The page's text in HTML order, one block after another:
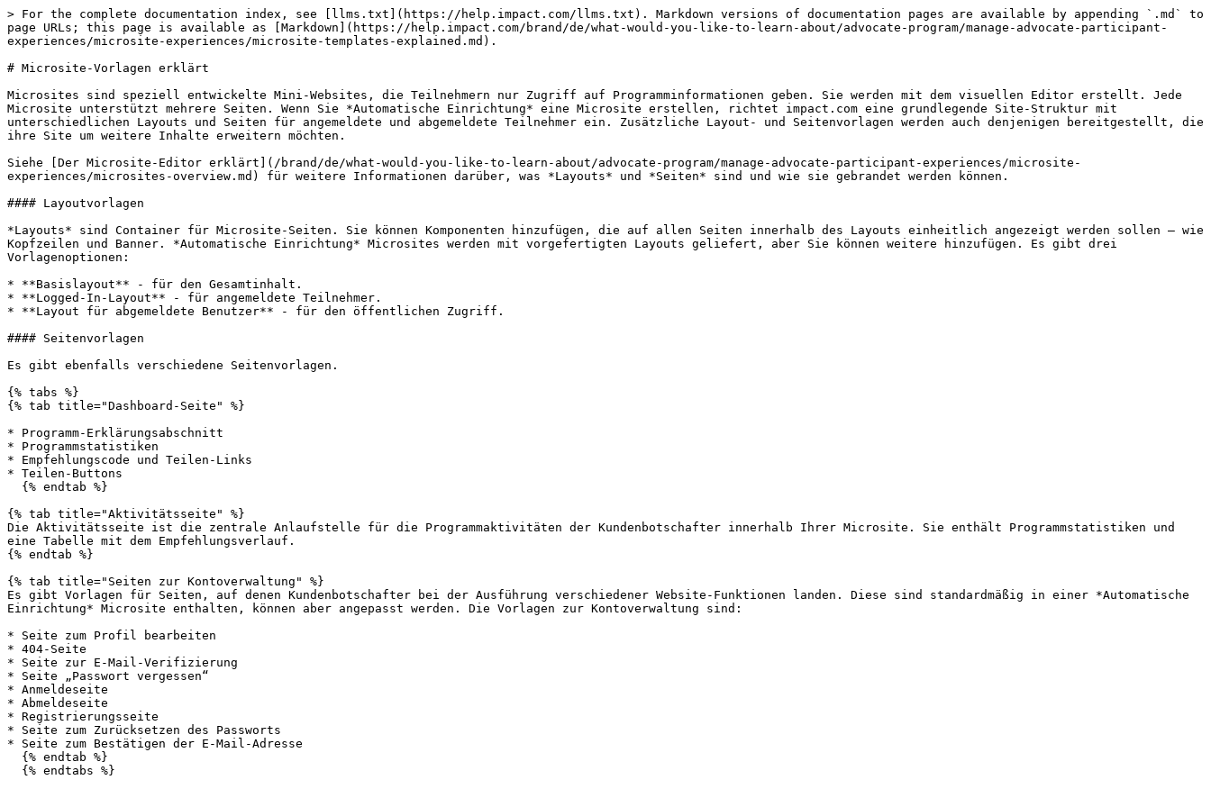
> For the complete documentation index, see [llms.txt](https://help.impact.com/llms.txt). Markdown versions of documentation pages are available by appending `.md` to
page URLs; this page is available as [Markdown](https://help.impact.com/brand/de/what-would-you-like-to-learn-about/advocate-program/manage-advocate-participant-
experiences/microsite-experiences/microsite-templates-explained.md).
# Microsite-Vorlagen erklärt
Microsites sind speziell entwickelte Mini-Websites, die Teilnehmern nur Zugriff auf Programminformationen geben. Sie werden mit dem visuellen Editor erstellt. Jede
Microsite unterstützt mehrere Seiten. Wenn Sie *Automatische Einrichtung* eine Microsite erstellen, richtet impact.com eine grundlegende Site-Struktur mit
unterschiedlichen Layouts und Seiten für angemeldete und abgemeldete Teilnehmer ein. Zusätzliche Layout- und Seitenvorlagen werden auch denjenigen bereitgestellt, die
ihre Site um weitere Inhalte erweitern möchten.
Siehe [Der Microsite-Editor erklärt](/brand/de/what-would-you-like-to-learn-about/advocate-program/manage-advocate-participant-experiences/microsite-
experiences/microsites-overview.md) für weitere Informationen darüber, was *Layouts* und *Seiten* sind und wie sie gebrandet werden können.
#### Layoutvorlagen
*Layouts* sind Container für Microsite-Seiten. Sie können Komponenten hinzufügen, die auf allen Seiten innerhalb des Layouts einheitlich angezeigt werden sollen – wie
Kopfzeilen und Banner. *Automatische Einrichtung* Microsites werden mit vorgefertigten Layouts geliefert, aber Sie können weitere hinzufügen. Es gibt drei
Vorlagenoptionen:
* **Basislayout** - für den Gesamtinhalt.
* **Logged-In-Layout** - für angemeldete Teilnehmer.
* **Layout für abgemeldete Benutzer** - für den öffentlichen Zugriff.
#### Seitenvorlagen
Es gibt ebenfalls verschiedene Seitenvorlagen.
{% tabs %}
{% tab title="Dashboard-Seite" %}
* Programm-Erklärungsabschnitt
* Programmstatistiken
* Empfehlungscode und Teilen-Links
* Teilen-Buttons
{% tab title="Aktivitätsseite" %}
Die Aktivitätsseite ist die zentrale Anlaufstelle für die Programmaktivitäten der Kundenbotschafter innerhalb Ihrer Microsite. Sie enthält Programmstatistiken und
eine Tabelle mit dem Empfehlungsverlauf.
{% endtab %}
{% tab title="Seiten zur Kontoverwaltung" %}
Es gibt Vorlagen für Seiten, auf denen Kundenbotschafter bei der Ausführung verschiedener Website-Funktionen landen. Diese sind standardmäßig in einer *Automatische
Einrichtung* Microsite enthalten, können aber angepasst werden. Die Vorlagen zur Kontoverwaltung sind:
* Seite zum Profil bearbeiten
* 404-Seite
* Seite zur E-Mail-Verifizierung
* Seite „Passwort vergessen“
* Anmeldeseite
* Abmeldeseite
* Registrierungsseite
* Seite zum Zurücksetzen des Passworts
* Seite zum Bestätigen der E-Mail-Adresse